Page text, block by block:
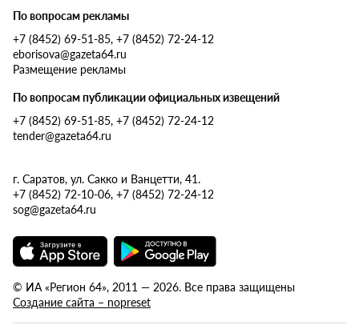
По вопросам рекламы
+7 (8452) 69-51-85, +7 (8452) 72-24-12
eborisova@gazeta64.ru
Размещение рекламы
По вопросам публикации официальных извещений
+7 (8452) 69-51-85, +7 (8452) 72-24-12
tender@gazeta64.ru
г. Саратов, ул. Сакко и Ванцетти, 41.
+7 (8452) 72-10-06, +7 (8452) 72-24-12
sog@gazeta64.ru
© ИА «Регион 64», 2011 — 2026. Все права защищены
Создание сайта – nopreset